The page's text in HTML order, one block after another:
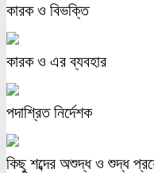
কারক ও বিভক্তি
কারক ও এর ব্যবহার
পদাশ্রিত নির্দেশক
কিছু শব্দের অশুদ্ধ ও শুদ্ধ